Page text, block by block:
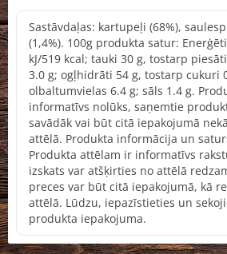
Sastāvdaļas: kartupeļi (68%),
(1,4%). 100g produkta satur:
kJ/519 kcal; tauki 30 g, tostarp
3.0 g; ogļhidrāti 54 g, tostarp cukuri
olbaltumvielas 6.4 g; sāls 1.4 g.
informatīvs nolūks, saņemtie
savādāk vai būt citā iepakojumā
attēlā. Produkta informācija un
Produkta attēlam ir informatīvs
izskats var atšķirties no attēlā
preces var būt citā iepakojumā, kā
attēlā. Lūdzu, iepazīstieties un
produkta iepakojuma.